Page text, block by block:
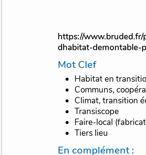
https://www.bruded.fr/projet/saint-andre-des-eaux-22-un-projet-
dhabitat-demontable-
Mot Clef
Habitat en
Communs,
Climat, transition
Transiscope
Faire-local
Tiers lieu
En complément :